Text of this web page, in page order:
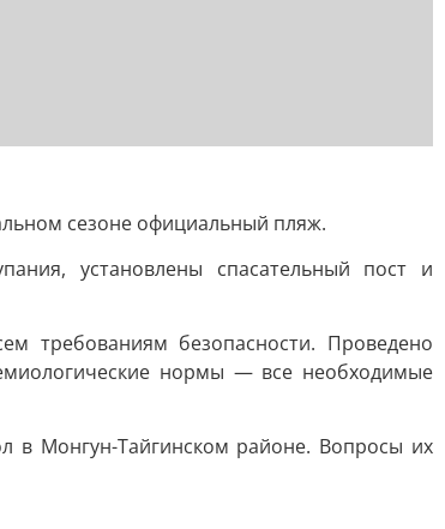
сезоне официальный пляж.
установлены спасательный пост и
требованиям безопасности. Проведено
нормы — все необходимые
в Монгун-Тайгинском районе. Вопросы их